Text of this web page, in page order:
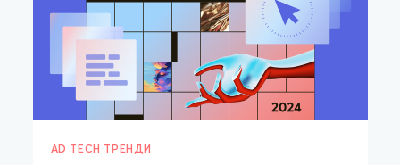
AD TECH ТРЕНДИ